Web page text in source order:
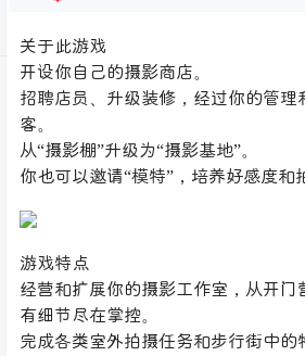
关于此游戏
开设你自己的摄影商店。
招聘店员、升级装修，经过你的管理
客。
从“摄影棚”升级为“摄影基地”。
你也可以邀请“模特”，培养好感度和
游戏特点
经营和扩展你的摄影工作室，从开门
有细节尽在掌控。
完成各类室外拍摄任务和步行街中的